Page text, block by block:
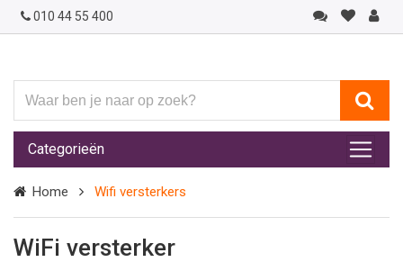
010 44 55 400
ben
je
naar
op
zoek?
Categorieën
Home Wifi versterkers
WiFi versterker